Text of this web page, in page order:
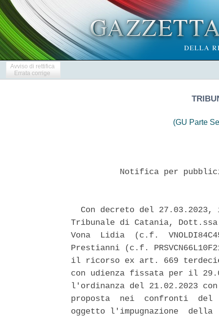
Avviso di rettifica
Errata corrige
(GU Parte
Notifica per
Con decreto del 27.03.2023,
Tribunale di Catania,
Vona  Lidia  (c.f.
Prestianni (c.f.
il ricorso ex art. 669
con udienza fissata per il
l'ordinanza del 21.02.2023
proposta  nei  confronti  del
oggetto l'impugnazione